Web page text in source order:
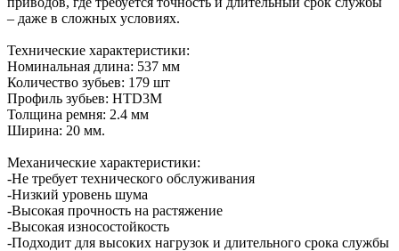
– даже в сложных условиях.
Технические характеристики:
Номинальная длина: 537 мм
Количество зубьев: 179 шт
Профиль зубьев: HTD3M
Толщина ремня: 2.4 мм
Ширина: 20 мм.
Механические характеристики:
-Не требует технического обслуживания
-Низкий уровень шума
-Высокая прочность на растяжение
-Высокая износостойкость
-Подходит для высоких нагрузок и длительного срока службы